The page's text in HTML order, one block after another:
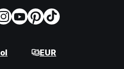
EUR